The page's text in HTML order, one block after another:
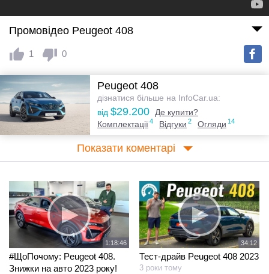
Промовідео Peugeot 408
1 0
Peugeot 408
дізнатися більше на InfoCar.ua:
від $29.200
Де купити?
Комплектації4 Відгуки 2 Огляди 14
Показати коментарі
1:18:46
#ЩоПочому: Peugeot 408.
Знижки на авто 2023 року!
34:12
Тест-драйв Peugeot 408 2023
3 роки тому